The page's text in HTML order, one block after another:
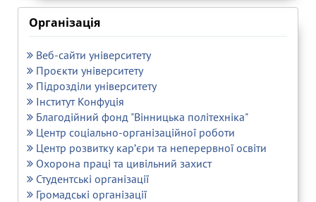
Організація
Веб-сайти університету
Проєкти університету
Підрозділи університету
Інститут Конфуція
Благодійний фонд "Вінницька політехніка"
Центр соціально-організаційної роботи
Центр розвитку кар’єри та неперервної освіти
Охорона праці та цивільний захист
Студентські організації
Громадські організації